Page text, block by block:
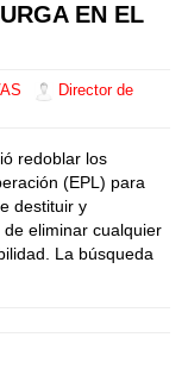
EN EL
Director de
redoblar los
(EPL) para
destituir y
eliminar cualquier
La búsqueda